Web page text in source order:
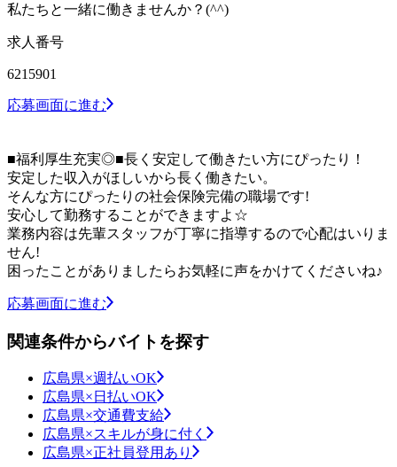
私たちと一緒に働きませんか？(^^)
求人番号
6215901
応募画面に進む
■福利厚生充実◎■長く安定して働きたい方にぴったり！
安定した収入がほしいから長く働きたい。
そんな方にぴったりの社会保険完備の職場です!
安心して勤務することができますよ☆
業務内容は先輩スタッフが丁寧に指導するので心配はいりま
せん!
困ったことがありましたらお気軽に声をかけてくださいね♪
応募画面に進む
関連条件からバイトを探す
広島県×週払いOK
広島県×日払いOK
広島県×交通費支給
広島県×スキルが身に付く
広島県×正社員登用あり